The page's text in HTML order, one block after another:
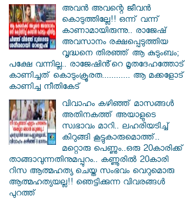
അവൻ അവന്റെ ജീവൻ
കൊടുത്തില്ലേ!! ഒന്ന് വന്ന്
കാണാമായിരുന്നു.. രാജേഷ്
അവസാനം രക്ഷപ്പെടുത്തിയ
വൃദ്ധനെ തിരഞ്ഞ് ആ കുടുംബം;
പക്ഷേ വന്നില്ല.. രാജേഷിൻ്റെ മൃതദേഹത്തോട്
കാണിച്ചത് കൊടുംക്രൂരത............ ആ മക്കളോട്
കാണിച്ച നീതികേട്
വിവാഹം കഴിഞ്ഞ് മാസങ്ങൾ
അതിനകത്ത് അയാളുടെ
സ്വഭാവം മാറി.. ലഹരിയടിച്ച്
കിറുങ്ങി കൂട്ടുകാരുമൊത്ത്..
മറ്റൊരു പെണ്ണും..ഒരു 20കാരിക്ക്
താങ്ങാവുന്നതിനുമപ്പുറം.. കണ്ണൂരിൽ 20കാരി
റിസ ആത്മഹത്യ ചെയ്ത സംഭവം വെറുമൊരു
ആത്മഹത്യയല്ല!! ഞെട്ടിക്കുന്ന വിവരങ്ങൾ
പുറത്ത്